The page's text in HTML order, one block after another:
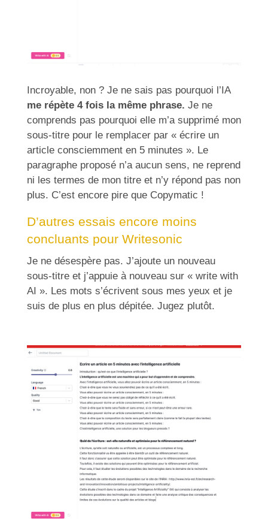
Incroyable, non ? Je ne sais pas pourquoi l’IA
me répète 4 fois la même phrase. Je ne
comprends pas pourquoi elle m’a supprimé mon
sous-titre pour le remplacer par « écrire un
article consciemment en 5 minutes ». Le
paragraphe proposé n’a aucun sens, ne reprend
ni les termes de mon titre et n’y répond pas non
plus. C’est encore pire que Copymatic !
D’autres essais encore moins
concluants pour Writesonic
Je ne désespère pas. J’ajoute un nouveau
sous-titre et j’appuie à nouveau sur « write with
AI ». Les mots s’écrivent sous mes yeux et je
suis de plus en plus dépitée. Jugez plutôt.